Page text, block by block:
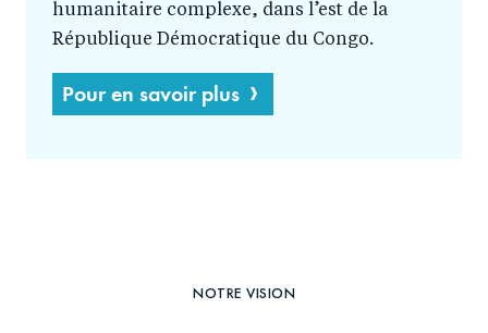
humanitaire complexe, dans l’est de la
République Démocratique du Congo.
Pour en savoir plus
NOTRE VISION